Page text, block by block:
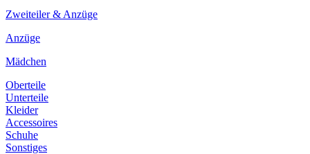
Zweiteiler & Anzüge
Anzüge
Mädchen
Oberteile
Unterteile
Kleider
Accessoires
Schuhe
Sonstiges